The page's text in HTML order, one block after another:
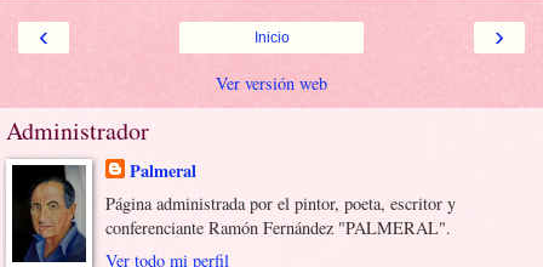
‹ ›
Inicio
Ver versión web
Administrador
Palmeral
Página administrada por el pintor, poeta, escritor y
conferenciante Ramón Fernández "PALMERAL".
Ver todo mi perfil